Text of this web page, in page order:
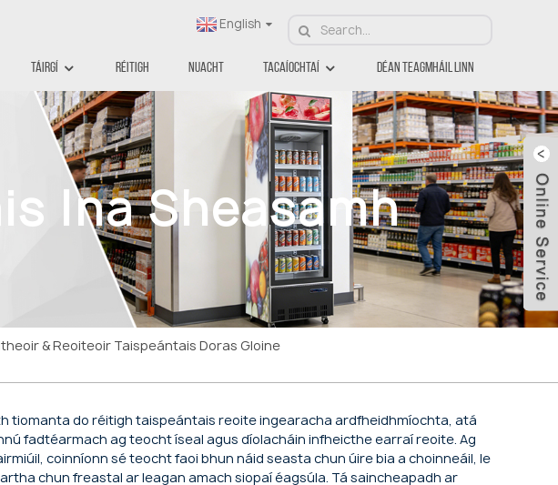
English
Táirgí Réitigh Nuacht Tacaíochtaí Déan Teagmháil Linn
Ina Sheasamh
& Reoiteoir Taispeántais Doras Gloine
tiomanta do réitigh taispeántais reoite ingearacha ardfheidhmíochta, atá
fadtéarmach ag teocht íseal agus díolacháin infheicthe earraí reoite. Ag
coinníonn sé teocht faoi bhun náid seasta chun úire bia a choinneáil, le
chun freastal ar leagan amach siopaí éagsúla. Tá saincheapadh ar